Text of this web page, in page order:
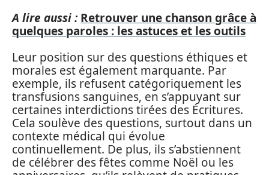
A lire aussi : Retrouver une chanson grâce à
quelques paroles : les astuces et les outils
Leur position sur des questions éthiques et
morales est également marquante. Par
exemple, ils refusent catégoriquement les
transfusions sanguines, en s’appuyant sur
certaines interdictions tirées des Écritures.
Cela soulève des questions, surtout dans un
contexte médical qui évolue
continuellement. De plus, ils s’abstiennent
de célébrer des fêtes comme Noël ou les